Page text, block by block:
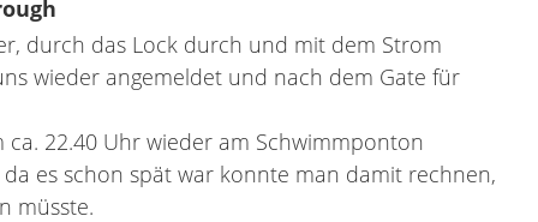
durch das Lock durch und mit dem Strom
wieder angemeldet und nach dem Gate für
22.40 Uhr wieder am Schwimmponton
es schon spät war konnte man damit rechnen,
müsste.